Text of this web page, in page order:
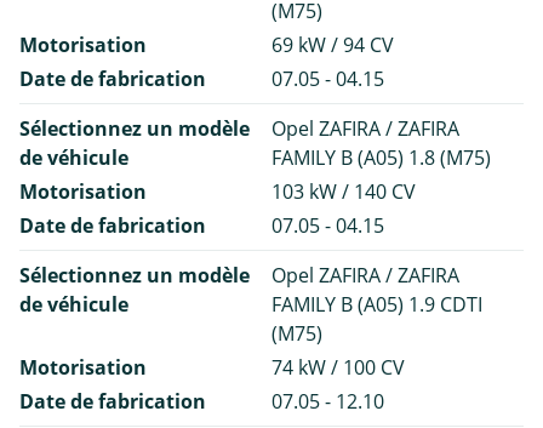
(M75)
Motorisation
69 kW / 94 CV
Date de fabrication
07.05 - 04.15
Sélectionnez un modèle
de véhicule
Opel ZAFIRA / ZAFIRA
FAMILY B (A05) 1.8 (M75)
Motorisation
103 kW / 140 CV
Date de fabrication
07.05 - 04.15
Sélectionnez un modèle
de véhicule
Opel ZAFIRA / ZAFIRA
FAMILY B (A05) 1.9 CDTI
(M75)
Motorisation
74 kW / 100 CV
Date de fabrication
07.05 - 12.10